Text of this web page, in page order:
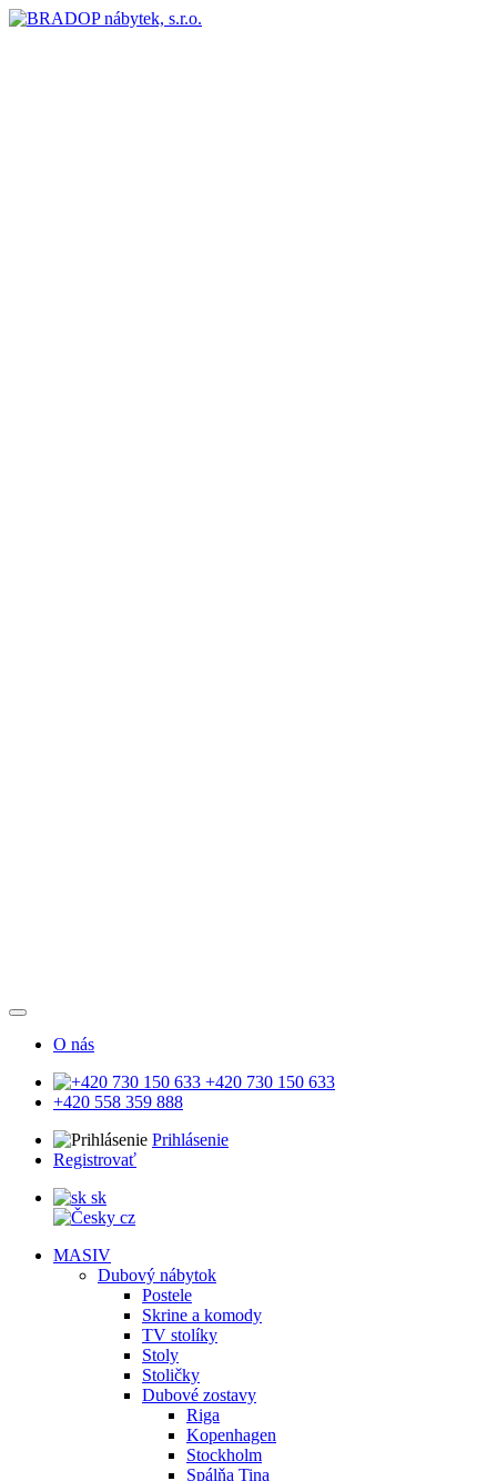
O nás
+420 730 150 633
+420 558 359 888
Prihlásenie
Registrovať
sk
cz
MASIV
Dubový nábytok
Postele
Skrine a komody
TV stolíky
Stoly
Stoličky
Dubové zostavy
Riga
Kopenhagen
Stockholm
Spálňa Tina